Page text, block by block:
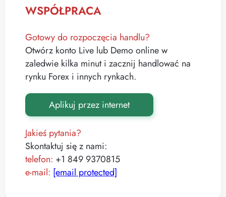
WSPÓŁPRACA
Gotowy do rozpoczęcia handlu?
Otwórz konto Live lub Demo online w
zaledwie kilka minut i zacznij handlować na
rynku Forex i innych rynkach.
Aplikuj przez internet
Jakieś pytania?
Skontaktuj się z nami:
telefon: +1 849 9370815
e-mail: [email protected]